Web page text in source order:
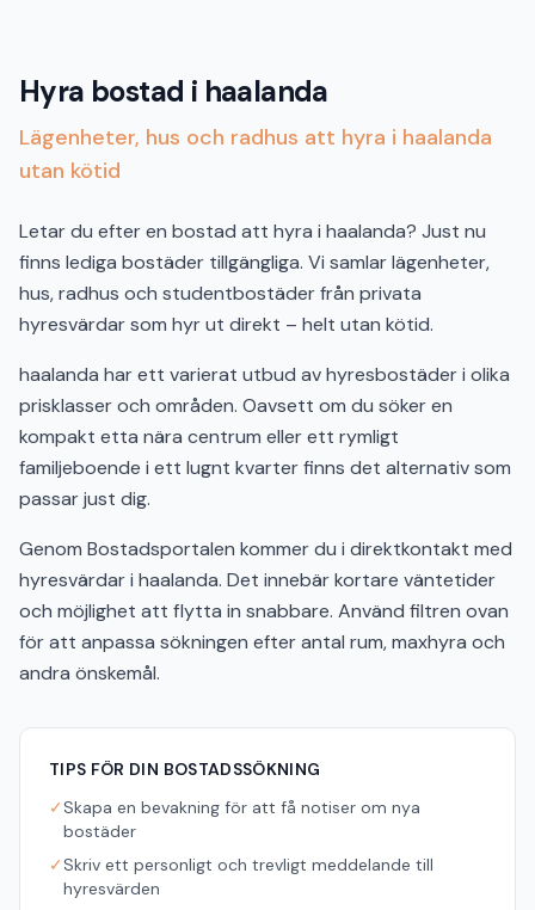
Hyra bostad i haalanda
Lägenheter, hus och radhus att hyra i haalanda
utan kötid
Letar du efter en bostad att hyra i haalanda? Just nu
finns lediga bostäder tillgängliga. Vi samlar lägenheter,
hus, radhus och studentbostäder från privata
hyresvärdar som hyr ut direkt – helt utan kötid.
haalanda har ett varierat utbud av hyresbostäder i olika
prisklasser och områden. Oavsett om du söker en
kompakt etta nära centrum eller ett rymligt
familjeboende i ett lugnt kvarter finns det alternativ som
passar just dig.
Genom Bostadsportalen kommer du i direktkontakt med
hyresvärdar i haalanda. Det innebär kortare väntetider
och möjlighet att flytta in snabbare. Använd filtren ovan
för att anpassa sökningen efter antal rum, maxhyra och
andra önskemål.
TIPS FÖR DIN BOSTADSSÖKNING
✓Skapa en bevakning för att få notiser om nya
bostäder
✓Skriv ett personligt och trevligt meddelande till
hyresvärden